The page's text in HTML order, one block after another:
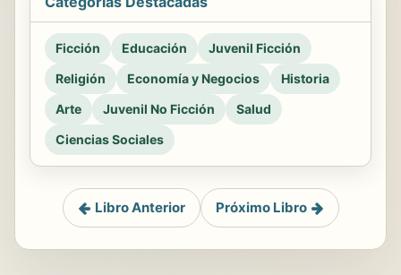
Ficción Educación
Juvenil Ficción
Religión
Economía y Negocios
Historia
Arte
Juvenil No Ficción
Salud
Ciencias Sociales
Libro Anterior Próximo Libro